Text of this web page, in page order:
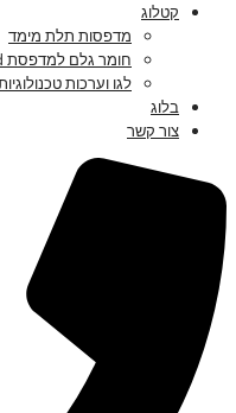
קטלוג
מדפסות תלת מימד
חומר גלם למדפסת 3d
לגו וערכות
בלוג
צור קשר